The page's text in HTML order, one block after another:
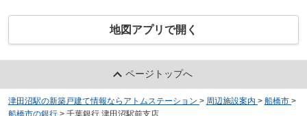
地図アプリで開く
ページトップへ
津田沼駅の新築戸建て情報ならアトムステーション > 周辺施設案内 > 船橋市 >